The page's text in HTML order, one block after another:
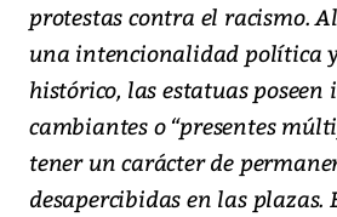
protestas contra el racismo.
una intencionalidad política
histórico, las estatuas poseen
cambiantes o “presentes
tener un carácter de
desapercibidas en las plazas.